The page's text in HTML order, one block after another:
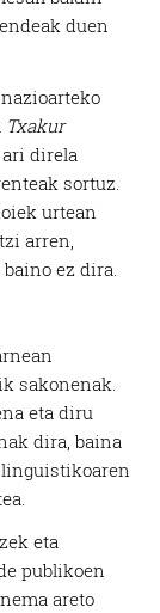
duen
Txakur
direla
sortuz.
urtean
arren,
ez dira.
sakonenak.
eta diru
dira, baina
eta
publikoen
areto